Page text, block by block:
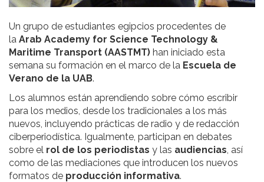
Un grupo de estudiantes egipcios procedentes de
la Arab Academy for Science Technology &
Maritime Transport (AASTMT) han iniciado esta
semana su formación en el marco de la Escuela de
Verano de la UAB.
Los alumnos están aprendiendo sobre cómo escribir
para los medios, desde los tradicionales a los más
nuevos, incluyendo prácticas de radio y de redacción
ciberperiodística. Igualmente, participan en debates
sobre el rol de los periodistas y las audiencias , así
como de las mediaciones que introducen los nuevos
formatos de producción informativa.